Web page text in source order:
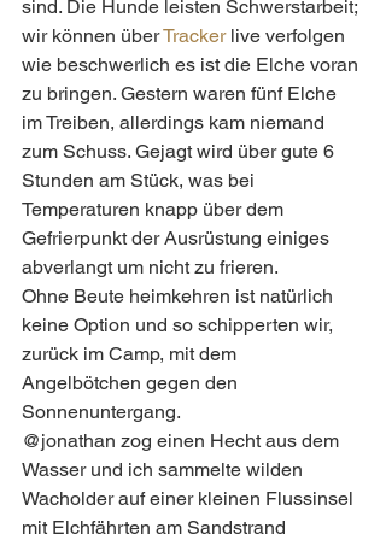
sind. Die Hunde leisten Schwerstarbeit;
wir können über Tracker live verfolgen
wie beschwerlich es ist die Elche voran
zu bringen. Gestern waren fünf Elche
im Treiben, allerdings kam niemand
zum Schuss. Gejagt wird über gute 6
Stunden am Stück, was bei
Temperaturen knapp über dem
Gefrierpunkt der Ausrüstung einiges
abverlangt um nicht zu frieren.
Ohne Beute heimkehren ist natürlich
keine Option und so schipperten wir,
zurück im Camp, mit dem
Angelbötchen gegen den
Sonnenuntergang.
@jonathan zog einen Hecht aus dem
Wasser und ich sammelte wilden
Wacholder auf einer kleinen Flussinsel
mit Elchfährten am Sandstrand